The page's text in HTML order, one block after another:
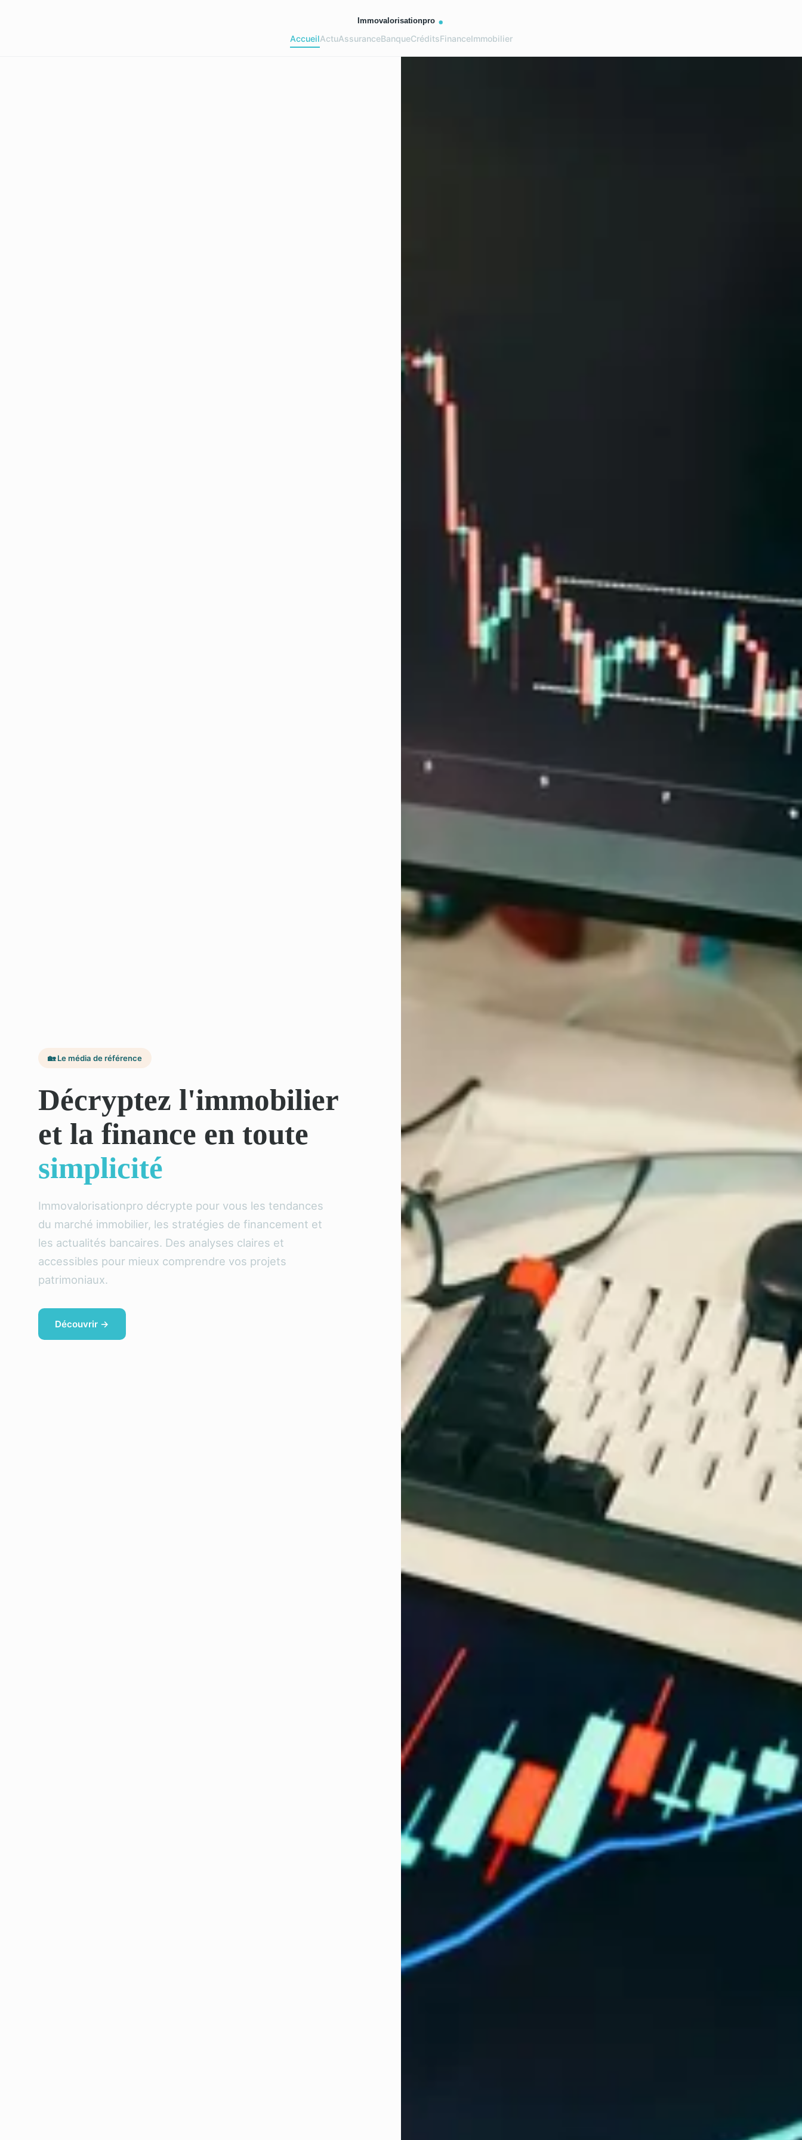
AccueilActuAssuranceBanqueCréditsFinanceImmobilier
🏡 Le média de référence
Décryptez l'immobilier
et la finance en toute
simplicité
Immovalorisationpro décrypte pour vous les tendances
du marché immobilier, les stratégies de financement et
les actualités bancaires. Des analyses claires et
accessibles pour mieux comprendre vos projets
patrimoniaux.
Découvrir →